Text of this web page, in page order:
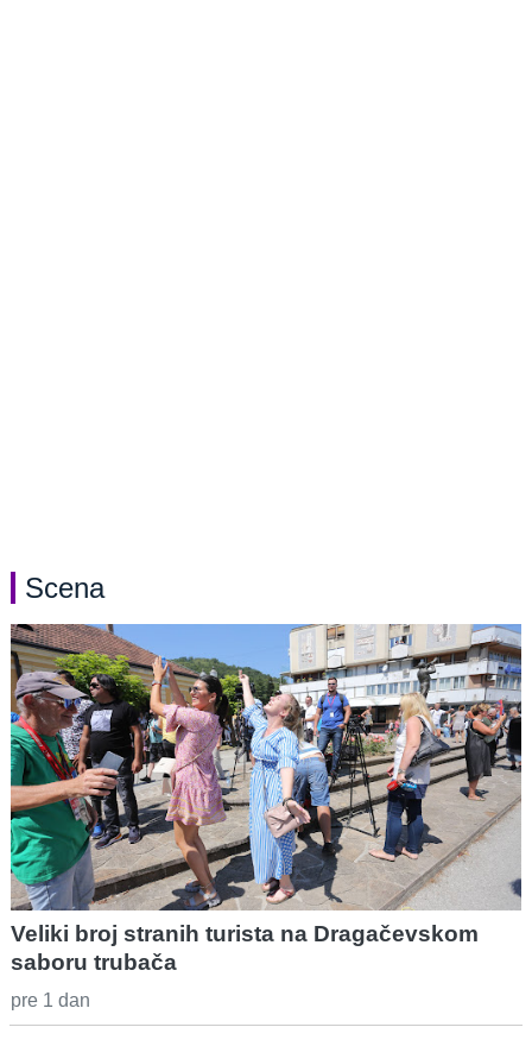
Scena
Veliki broj stranih turista na Dragačevskom
saboru trubača
pre 1 dan